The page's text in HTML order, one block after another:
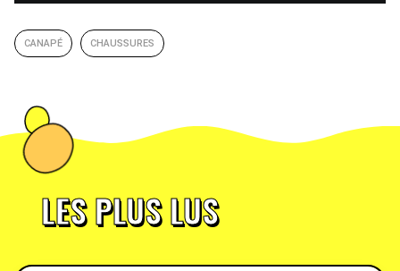
CANAPÉ CHAUSSURES
LES PLUS LUS